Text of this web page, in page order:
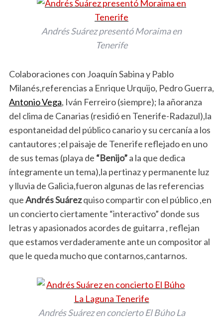
Andrés Suárez presentó Moraima en
Tenerife
Colaboraciones con Joaquín Sabina y Pablo
Milanés,referencias a Enrique Urquijo, Pedro Guerra,
Antonio Vega, Iván Ferreiro (siempre); la añoranza
del clima de Canarias (residió en Tenerife-Radazul),la
espontaneidad del público canario y su cercanía a los
cantautores ;el paisaje de Tenerife reflejado en uno
de sus temas (playa de “Benijo”a la que dedica
íntegramente un tema),la pertinaz y permanente luz
y lluvia de Galicia,fueron algunas de las referencias
queAndrés Suárezquiso compartir con el público ,en
un concierto ciertamente “interactivo” donde sus
letras y apasionados acordes de guitarra , reflejan
que estamos verdaderamente ante un compositor al
que le queda mucho que contarnos,cantarnos.
Andrés Suárez en concierto El Búho La